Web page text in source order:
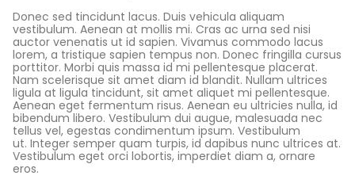
Donec sed tincidunt lacus. Duis vehicula aliquam
vestibulum. Aenean at mollis mi. Cras ac urna sed nisi
auctor venenatis ut id sapien. Vivamus commodo lacus
lorem, a tristique sapien tempus non. Donec fringilla cursus
porttitor. Morbi quis massa id mi pellentesque placerat.
Nam scelerisque sit amet diam id blandit. Nullam ultrices
ligula at ligula tincidunt, sit amet aliquet mi pellentesque.
Aenean eget fermentum risus. Aenean eu ultricies nulla, id
bibendum libero. Vestibulum dui augue, malesuada nec
tellus vel, egestas condimentum ipsum. Vestibulum
ut. Integer semper quam turpis, id dapibus nunc ultrices at.
Vestibulum eget orci lobortis, imperdiet diam a, ornare
eros.